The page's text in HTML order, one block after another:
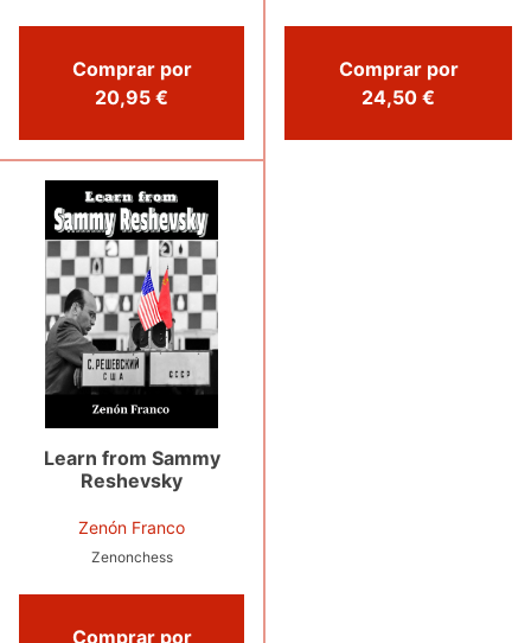
Comprar por
20,95 €
Comprar por
24,50 €
Learn from Sammy
Reshevsky
Zenón Franco
Zenonchess
Comprar por